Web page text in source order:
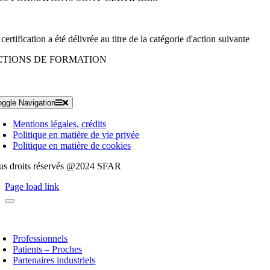
a été délivrée au titre de la catégorie d'action suivante
DE FORMATION
Navigation
Mentions légales, crédits
Politique en matière de vie privée
Politique en matière de cookies
droits réservés @2024 SFAR
Page load link
Professionnels
Patients – Proches
Partenaires industriels